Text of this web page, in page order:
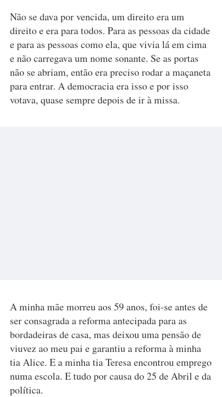
Não se dava por vencida, um direito era um
direito e era para todos. Para as pessoas da cidade
e para as pessoas como ela, que vivia lá em cima
e não carregava um nome sonante. Se as portas
não se abriam, então era preciso rodar a maçaneta
para entrar. A democracia era isso e por isso
votava, quase sempre depois de ir à missa.
A minha mãe morreu aos 59 anos, foi-se antes de
ser consagrada a reforma antecipada para as
bordadeiras de casa, mas deixou uma pensão de
viuvez ao meu pai e garantiu a reforma à minha
tia Alice. E a minha tia Teresa encontrou emprego
numa escola. E tudo por causa do 25 de Abril e da
política.